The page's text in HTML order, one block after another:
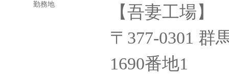
勤務地
【吾妻工場】
〒377-0301 群
1690番地1